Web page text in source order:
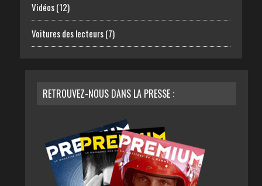
Vidéos(12)
Voitures des lecteurs(7)
RETROUVEZ-NOUS DANS LA PRESSE :